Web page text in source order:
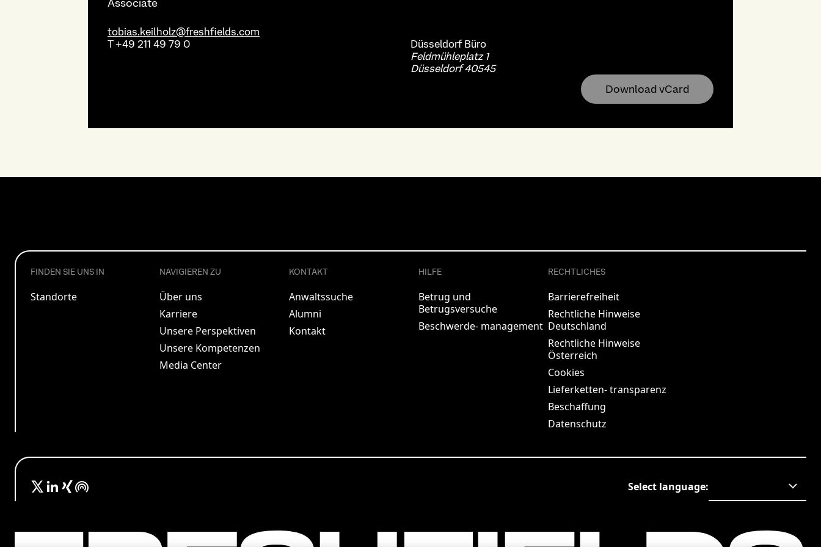
Associate
tobias.keilholz@freshfields.com
T+49 211 49 79 0 Düsseldorf Büro
Feldmühleplatz 1
Düsseldorf 40545
Download vCard
FINDEN SIE UNS IN
Standorte
NAVIGIEREN ZU
Über uns
Karriere
Unsere Perspektiven
Unsere Kompetenzen
Media Center
KONTAKT
Anwaltssuche
Alumni
Kontakt
HILFE
Betrug und
Betrugsversuche
Beschwerde- management
RECHTLICHES
Barrierefreiheit
Rechtliche Hinweise
Deutschland
Rechtliche Hinweise
Österreich
Cookies
Lieferketten- transparenz
Beschaffung
Datenschutz
Select language: